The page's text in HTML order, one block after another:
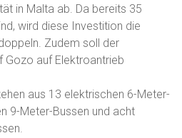
in Malta ab. Da bereits 35
wird diese Investition die
Zudem soll der
Gozo auf Elektroantrieb
aus 13 elektrischen 6-Meter-
9-Meter-Bussen und acht